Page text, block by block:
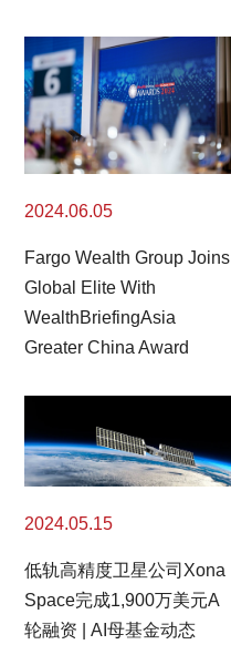
2024.06.05
Fargo Wealth Group Joins
Global Elite With
WealthBriefingAsia
Greater China Award
2024.05.15
低轨高精度卫星公司Xona
Space完成1,900万美元A
轮融资 | AI母基金动态